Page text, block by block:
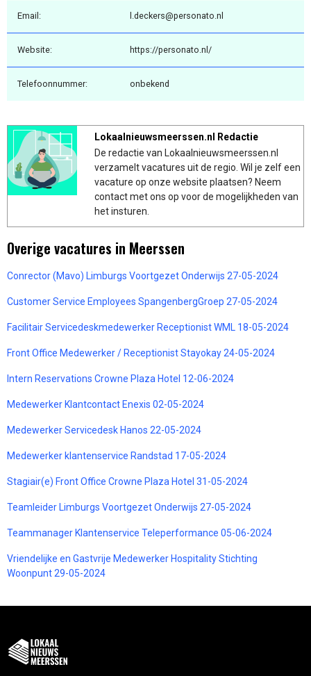
Email: l.deckers@personato.nl
Website: https://personato.nl/
Telefoonnummer: onbekend
Lokaalnieuwsmeerssen.nl Redactie
De redactie van Lokaalnieuwsmeerssen.nl
verzamelt vacatures uit de regio. Wil je zelf een
vacature op onze website plaatsen? Neem
contact met ons op voor de mogelijkheden van
het insturen.
Overige vacatures in Meerssen
Conrector (Mavo) Limburgs Voortgezet Onderwijs 27-05-2024
Customer Service Employees SpangenbergGroep 27-05-2024
Facilitair Servicedeskmedewerker Receptionist WML 18-05-2024
Front Office Medewerker / Receptionist Stayokay 24-05-2024
Intern Reservations Crowne Plaza Hotel 12-06-2024
Medewerker Klantcontact Enexis 02-05-2024
Medewerker Servicedesk Hanos 22-05-2024
Medewerker klantenservice Randstad 17-05-2024
Stagiair(e) Front Office Crowne Plaza Hotel 31-05-2024
Teamleider Limburgs Voortgezet Onderwijs 27-05-2024
Teammanager Klantenservice Teleperformance 05-06-2024
Vriendelijke en Gastvrije Medewerker Hospitality Stichting
Woonpunt 29-05-2024